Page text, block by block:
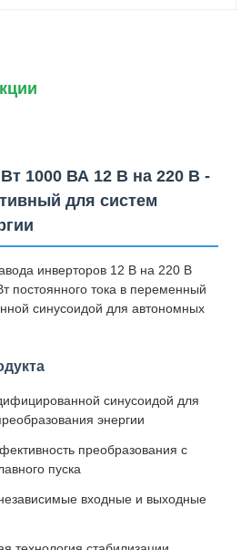
1000 ВА 12 В на 220 В -
для систем
инверторов 12 В на 220 В
постоянного тока в переменный
синусоидой для автономных
синусоидой для
энергии
преобразования с
пуска
входные и выходные